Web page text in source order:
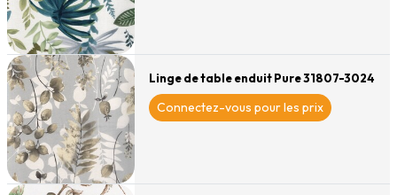
Linge de table enduit Pure 31807-3024
Connectez-vous pour les prix